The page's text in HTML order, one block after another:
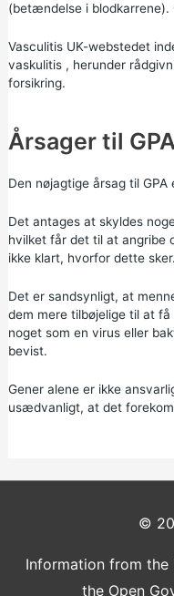
(betændelse i blodkarrene).
Vasculitis UK-webstedet
vaskulitis, herunder
forsikring.
Årsager til
Den nøjagtige årsag til GPA
Det antages at skyldes
hvilket får det til at angribe
ikke klart, hvorfor dette sker.
Det er sandsynligt, at
dem mere tilbøjelige til at
noget som en virus eller
bevist.
Gener alene er ikke
usædvanligt, at det
©
Information from the
the Open